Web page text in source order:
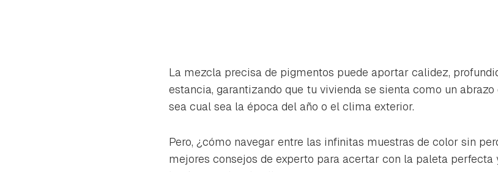
Guardar como favorito
Para poder guardar como favorito, primero has de
cuenta de Hogarmanía.
La mezcla precisa de pigmentos puede aportar calidez,
estancia, garantizando que tu vivienda se sienta como un
sea cual sea la época del año o el clima exterior.
Pero, ¿cómo navegar entre las infinitas muestras de color sin
mejores consejos de experto para acertar con la paleta perfecta
Gracias por suscribirte a nuestro boletín.